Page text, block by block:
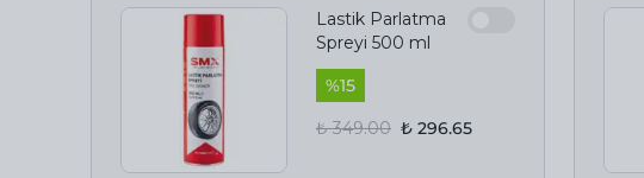
Lastik Parlatma
Spreyi 500 ml
%15
₺ 349.00 ₺ 296.65